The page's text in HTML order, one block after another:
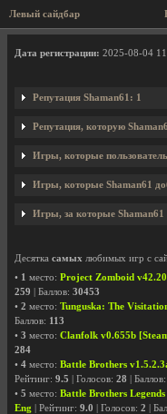
Левый сайдбар
Дата регистрации: 2025-08-04
Репутация Shaman61: 1
Репутация, которую
Игры, которые
Игры, которые Shaman61
Игры, за которые Shaman61
Десятка самых любимых игр с
• 1 место: Project Zomboid
259 | Баллов: 30453
• 2 место: Tunguska: The
Баллов: 113
• 3 место: Clanfolk v0.655b
284
• 4 место: Battle Brothers
Рейтинг: 9.5 | Голосов: 28 | Баллов:
• 5 место: Battle Brothers
Eng | Рейтинг: 9.0 | Голосов: 2 |